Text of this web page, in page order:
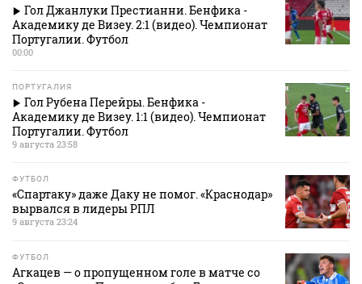
Гол Джанлуки Престианни. Бенфика -
Академику де Визеу. 2:1 (видео). Чемпионат
Португалии. Футбол
00:00
ПОРТУГАЛИЯ
Гол Рубена Перейры. Бенфика -
Академику де Визеу. 1:1 (видео). Чемпионат
Португалии. Футбол
9 августа 23:58
ФУТБОЛ
«Спартаку» даже Даку не помог. «Краснодар»
вырвался в лидеры РПЛ
9 августа 23:24
ФУТБОЛ
Агкацев — о пропущенном голе в матче со